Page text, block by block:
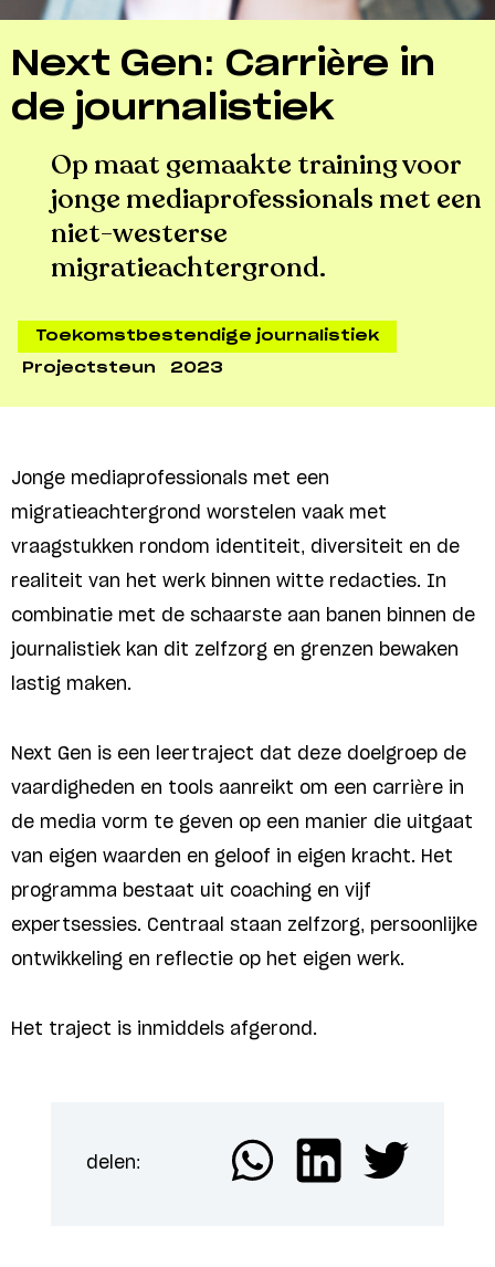
Next Gen: Carrière in
de journalistiek
Op maat gemaakte training voor
jonge mediaprofessionals met een
niet-westerse
migratieachtergrond.
Toekomstbestendige journalistiek
Projectsteun 2023
Jonge mediaprofessionals met een
migratieachtergrond worstelen vaak met
vraagstukken rondom identiteit, diversiteit en de
realiteit van het werk binnen witte redacties. In
combinatie met de schaarste aan banen binnen de
journalistiek kan dit zelfzorg en grenzen bewaken
lastig maken.
Next Gen is een leertraject dat deze doelgroep de
vaardigheden en tools aanreikt om een carrière in
de media vorm te geven op een manier die uitgaat
van eigen waarden en geloof in eigen kracht. Het
programma bestaat uit coaching en vijf
expertsessies. Centraal staan zelfzorg, persoonlijke
ontwikkeling en reflectie op het eigen werk.
Het traject is inmiddels afgerond.
delen: